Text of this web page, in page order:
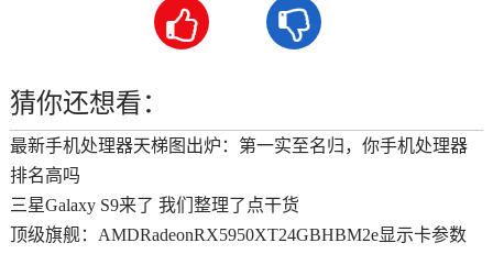
 
猜你还想看：
最新手机处理器天梯图出炉：第一实至名归，你手机处理器
排名高吗
三星Galaxy S9来了 我们整理了点干货
顶级旗舰：AMDRadeonRX5950XT24GBHBM2e显示卡参数